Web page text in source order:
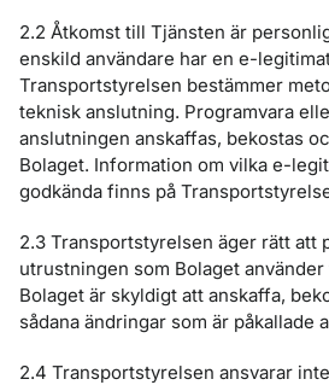
2.2 Åtkomst till Tjänsten är
enskild användare har en e-
Transportstyrelsen bestämmer
teknisk anslutning. Programvara
anslutningen anskaffas, bekostas
Bolaget. Information om vilka e-
godkända finns på
2.3 Transportstyrelsen äger rätt att
utrustningen som Bolaget
Bolaget är skyldigt att anskaffa,
sådana ändringar som är påkallade
2.4 Transportstyrelsen ansvarar